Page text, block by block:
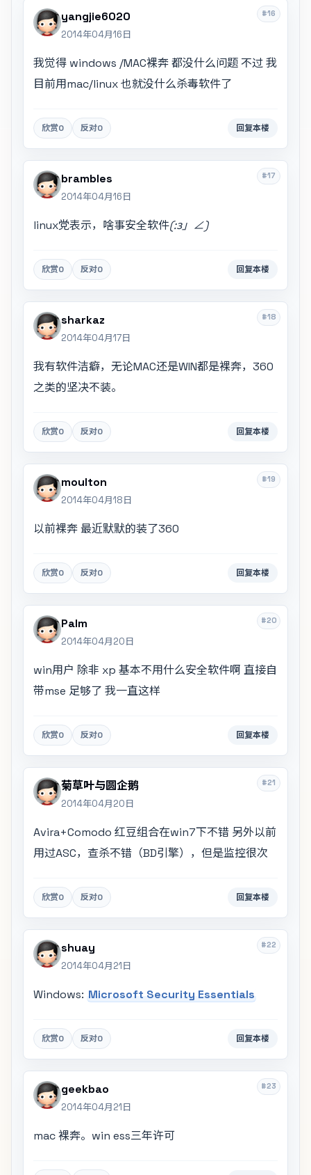
#16
yangjie6020
2014年04月16日
我觉得 windows /MAC裸奔 都没什么问题 不过 我
目前用mac/linux 也就没什么杀毒软件了
欣赏0 反对0 回复本楼
#17
brambles
2014年04月16日
linux党表示，啥事安全软件(:з」∠)
欣赏0 反对0 回复本楼
#18
sharkaz
2014年04月17日
我有软件洁癖，无论MAC还是WIN都是裸奔，360
之类的坚决不装。
欣赏0 反对0 回复本楼
#19
moulton
2014年04月18日
以前裸奔 最近默默的装了360
欣赏0 反对0 回复本楼
#20
Palm
2014年04月20日
win用户 除非 xp 基本不用什么安全软件啊 直接自
带mse 足够了 我一直这样
欣赏0 反对0 回复本楼
#21
菊草叶与圆企鹅
2014年04月20日
Avira+Comodo 红豆组合在win7下不错 另外以前
用过ASC，查杀不错（BD引擎），但是监控很次
欣赏0 反对0 回复本楼
#22
shuay
2014年04月21日
Windows: Microsoft Security Essentials
欣赏0 反对0 回复本楼
#23
geekbao
2014年04月21日
mac 裸奔。win ess三年许可